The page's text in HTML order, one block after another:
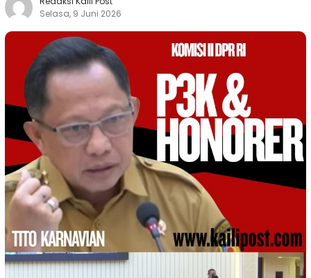
Selasa, 9 Juni 2026